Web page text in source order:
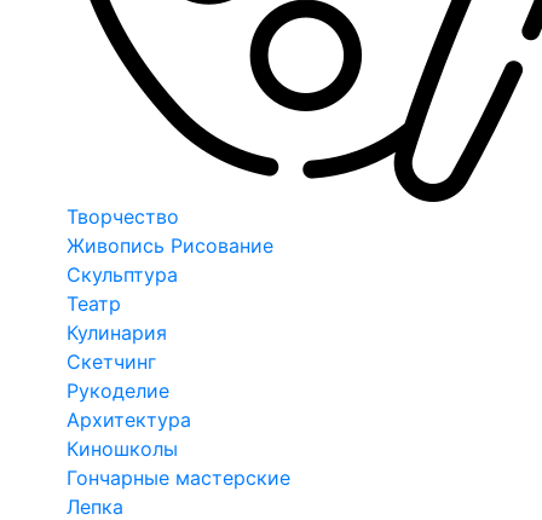
Творчество
Живопись Рисование
Скульптура
Театр
Кулинария
Скетчинг
Рукоделие
Архитектура
Киношколы
Гончарные мастерские
Лепка